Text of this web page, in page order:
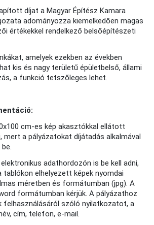
díjat a Magyar Építész Kamara
adományozza kiemelkedően magas
értékekkel rendelkező belsőépítészeti
amelyek ezekben az években
kis és nagy területű épületbelső, állami
a funkció tetszőleges lehet.
cm-es kép akasztókkal ellátott
mert a pályázatokat díjátadás alkalmával
adathordozón is be kell adni,
tablókon elhelyezett képek nyomdai
méretben és formátumban (jpg). A
formátumban kérjük. A pályázathoz
szóló nyilatkozatot, a
cím, telefon, e-mail.